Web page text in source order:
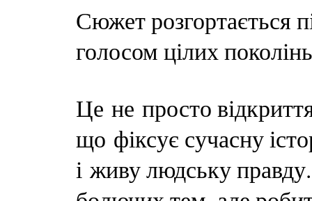
Сюжет розгортається
голосом цілих
Це не просто
що фіксує сучасну
і живу людську